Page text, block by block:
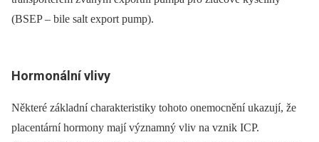
(BSEP –⁠ bile salt export pump).
Hormonální vlivy
Některé základní charakteristiky tohoto onemocnění ukazují, že
placentární hormony mají významný vliv na vznik ICP.